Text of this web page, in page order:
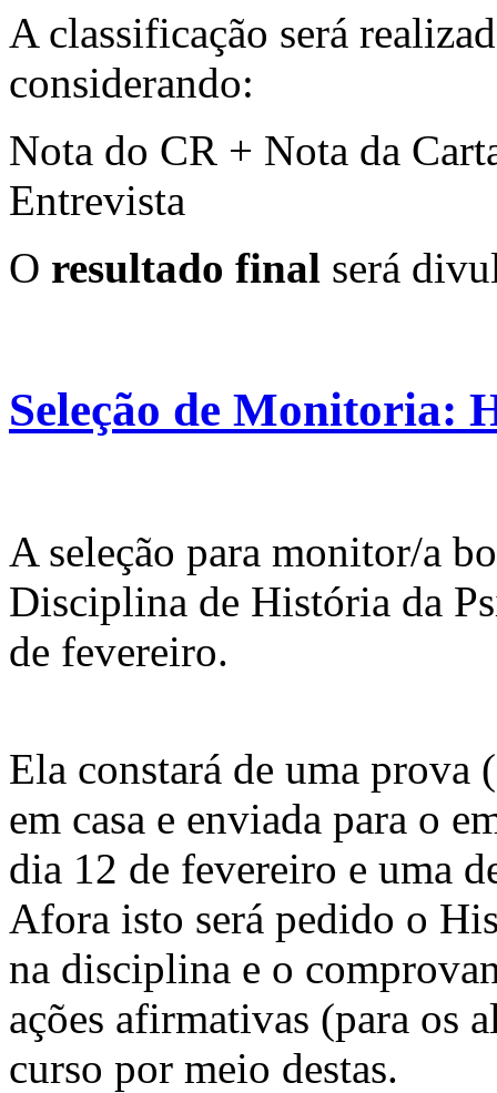
A classificação será
considerando:
Nota do CR + Nota da
Entrevista
O resultado final será
Seleção de Monitoria:
A seleção para monitor/a
Disciplina de História da
de fevereiro.
Ela constará de uma prova
em casa e enviada para o
dia 12 de fevereiro e uma
Afora isto será pedido o
na disciplina e o
ações afirmativas (para os
curso por meio destas.